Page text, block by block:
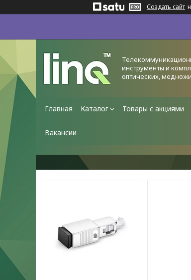
Создать сайт
инструменты и
оптических,
Главная Каталог Товары с акциями
Вакансии